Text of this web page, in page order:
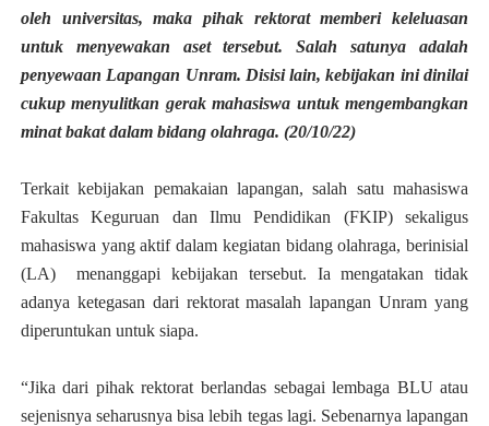
oleh universitas, maka pihak rektorat memberi keleluasan
untuk menyewakan aset tersebut. Salah satunya adalah
penyewaan Lapangan Unram. Disisi lain, kebijakan ini dinilai
cukup menyulitkan gerak mahasiswa untuk mengembangkan
minat bakat dalam bidang olahraga. (20/10/22)
Terkait kebijakan pemakaian lapangan, salah satu mahasiswa
Fakultas Keguruan dan Ilmu Pendidikan (FKIP) sekaligus
mahasiswa yang aktif dalam kegiatan bidang olahraga, berinisial
(LA) menanggapi kebijakan tersebut. Ia mengatakan tidak
adanya ketegasan dari rektorat masalah lapangan Unram yang
diperuntukan untuk siapa.
“Jika dari pihak rektorat berlandas sebagai lembaga BLU atau
sejenisnya seharusnya bisa lebih tegas lagi. Sebenarnya lapangan